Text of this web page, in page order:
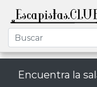
Encuentra la